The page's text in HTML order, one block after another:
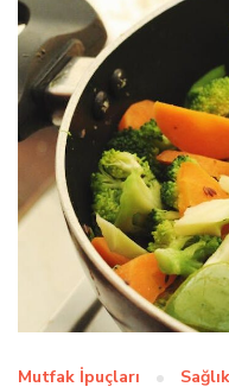
Mutfak İpuçları